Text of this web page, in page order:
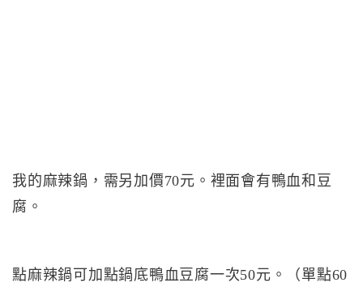
我的麻辣鍋，需另加價70元。裡面會有鴨血和豆
腐。
點麻辣鍋可加點鍋底鴨血豆腐一次50元。（單點60